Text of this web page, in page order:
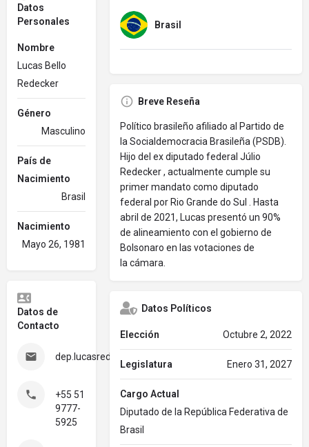
Datos
Personales
Nombre
Lucas Bello
Redecker
Género
Masculino
País de
Nacimiento
Brasil
Nacimiento
Mayo 26, 1981
Datos de
Contacto
dep.lucasredecker@camara.leg.br
+55 51
9777-
5925
Brasil
Breve Reseña
Político brasileño afiliado al Partido de
la Socialdemocracia Brasileña (PSDB).
Hijo del ex diputado federal Júlio
Redecker , actualmente cumple su
primer mandato como diputado
federal por Rio Grande do Sul .
Hasta
abril de 2021, Lucas presentó un 90%
de alineamiento con el gobierno de
Bolsonaro en las votaciones de
la cámara.
Datos Políticos
Elección Octubre 2, 2022
Legislatura Enero 31, 2027
Cargo Actual
Diputado de la República Federativa de
Brasil